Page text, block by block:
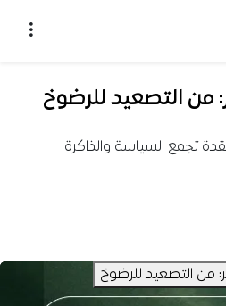
من التصعيد للرضوخ
تجمع السياسة والذاكرة
من التصعيد للرضوخ